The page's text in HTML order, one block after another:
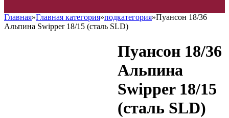
Главная»Главная категория»подкатегория»Пуансон 18/36
Альпина Swipper 18/15 (сталь SLD)
Пуансон 18/36
Альпина
Swipper 18/15
(сталь SLD)